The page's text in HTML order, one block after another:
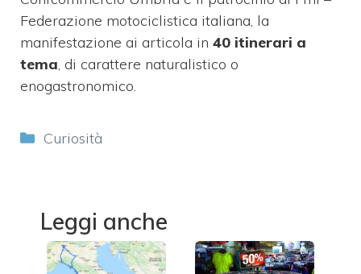
Federazione motociclistica italiana, la
manifestazione ai articola in 40 itinerari a
tema, di carattere naturalistico o
enogastronomico.
Categorie
Curiosità
Leggi anche